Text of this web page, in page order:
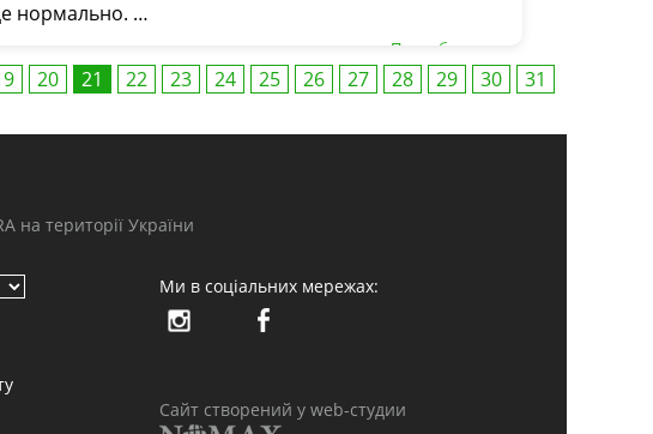
нормально. …
Подробнее ...
20 21 22 23 24 25 26 27 28 29 30
31
на території України
Ми в соціальних мережах:
Сайт створений у web-студии